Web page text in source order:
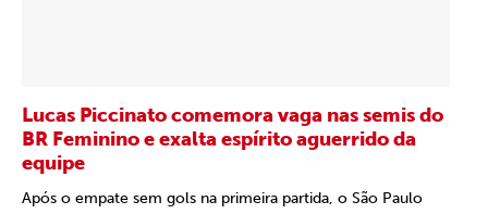
Lucas Piccinato comemora vaga nas semis do
BR Feminino e exalta espírito aguerrido da
equipe
Após o empate sem gols na primeira partida, o São Paulo